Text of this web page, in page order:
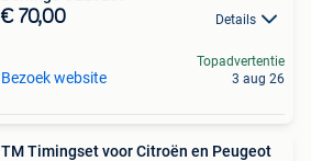
€ 70,00 Details
Bezoek website
Topadvertentie
3 aug 26
TM Timingset voor Citroën en Peugeot